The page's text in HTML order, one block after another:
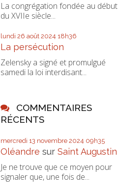
La congrégation fondée au début
du XVIIe siècle...
lundi 26 août 2024 18h36
La persécution
Zelensky a signé et promulgué
samedi la loi interdisant...
COMMENTAIRES
RÉCENTS
mercredi 13 novembre 2024 09h35
Oléandre sur Saint Augustin
Je ne trouve que ce moyen pour
signaler que, une fois de...